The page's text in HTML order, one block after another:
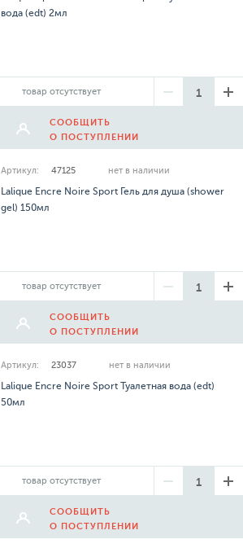
вода (edt) 2мл
товар отсутствует
СООБЩИТЬ
О ПОСТУПЛЕНИИ
Артикул: 47125 нет в наличии
Lalique Encre Noire Sport Гель для душа (shower
gel) 150мл
товар отсутствует
СООБЩИТЬ
О ПОСТУПЛЕНИИ
Артикул: 23037 нет в наличии
Lalique Encre Noire Sport Туалетная вода (edt)
50мл
товар отсутствует
СООБЩИТЬ
О ПОСТУПЛЕНИИ